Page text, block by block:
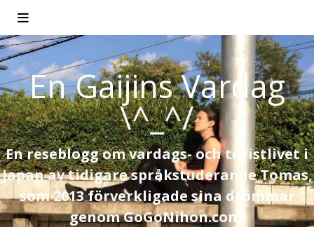
En Gaijins Vardag
\^_^/
En reseblogg om vardags- och turistlivet i
Japan av tidigare språkstuderande Tomas,
som 2013 förverkligade sina drömmar
genom GoGoNihon.com!